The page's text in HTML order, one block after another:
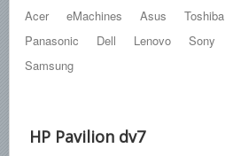
СХЕМЫ
СПРАВОЧНИКИ
ПОИСК
Acer eMachines Asus Toshiba
Panasonic
Dell Lenovo Sony
Samsung
HP Pavilion dv7